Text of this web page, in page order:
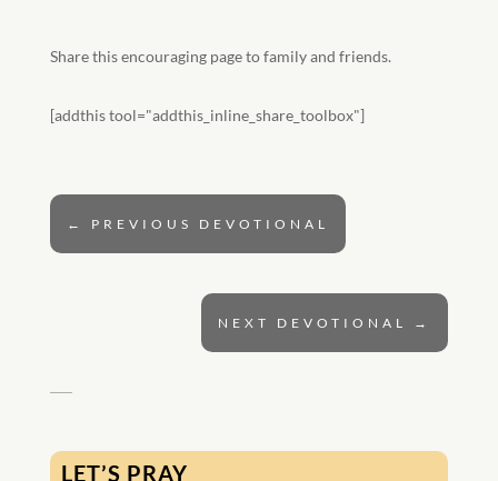
Share this encouraging page to family and friends.
[addthis tool="addthis_inline_share_toolbox"]
← PREVIOUS DEVOTIONAL
NEXT DEVOTIONAL →
LET’S PRAY